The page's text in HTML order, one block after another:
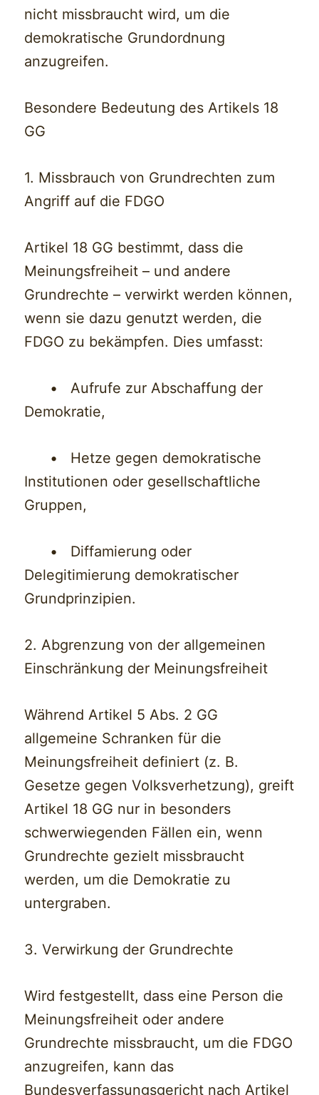
nicht missbraucht wird, um die
demokratische Grundordnung
anzugreifen.
Besondere Bedeutung des Artikels 18
GG
1. Missbrauch von Grundrechten zum
Angriff auf die FDGO
Artikel 18 GG bestimmt, dass die
Meinungsfreiheit – und andere
Grundrechte – verwirkt werden können,
wenn sie dazu genutzt werden, die
FDGO zu bekämpfen. Dies umfasst:
• Aufrufe zur Abschaffung der
Demokratie,
• Hetze gegen demokratische
Institutionen oder gesellschaftliche
Gruppen,
• Diffamierung oder
Delegitimierung demokratischer
Grundprinzipien.
2. Abgrenzung von der allgemeinen
Einschränkung der Meinungsfreiheit
Während Artikel 5 Abs. 2 GG
allgemeine Schranken für die
Meinungsfreiheit definiert (z. B.
Gesetze gegen Volksverhetzung), greift
Artikel 18 GG nur in besonders
schwerwiegenden Fällen ein, wenn
Grundrechte gezielt missbraucht
werden, um die Demokratie zu
untergraben.
3. Verwirkung der Grundrechte
Wird festgestellt, dass eine Person die
Meinungsfreiheit oder andere
Grundrechte missbraucht, um die FDGO
anzugreifen, kann das
Bundesverfassungsgericht nach Artikel